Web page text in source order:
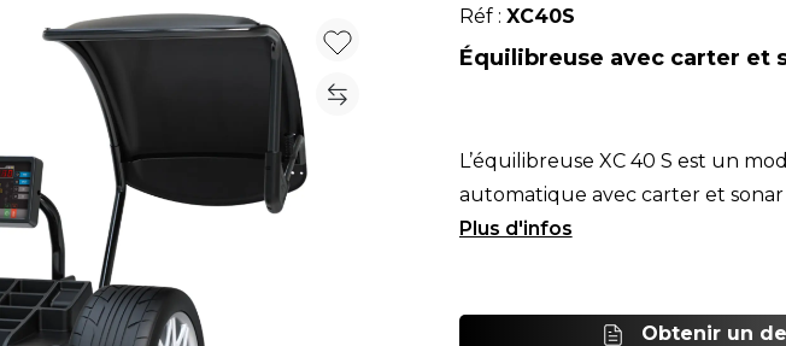
Réf : XC40S
Équilibreuse avec carter et
L’équilibreuse XC 40 S est un
automatique avec carter et
usage intensif en atelier.
Obtenir un